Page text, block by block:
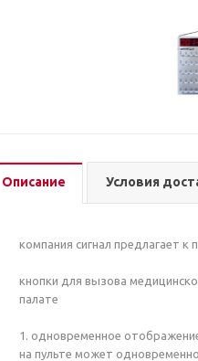
Описание Условия
компания сигнал предлагает
кнопки для вызова
палате
1. одновременное
на пульте может